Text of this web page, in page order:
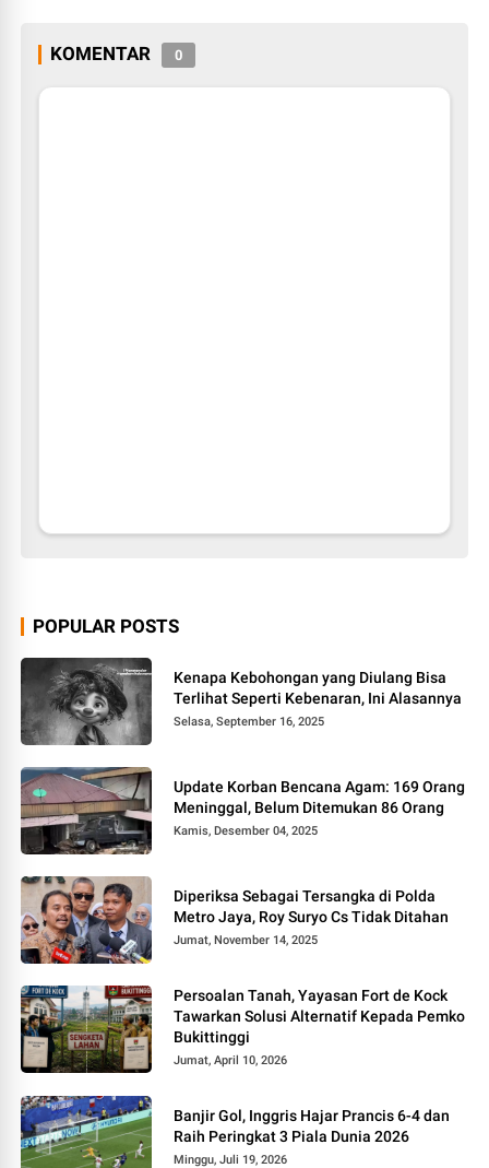
KOMENTAR 0
POPULAR POSTS
Kenapa Kebohongan yang Diulang Bisa
Terlihat Seperti Kebenaran, Ini Alasannya
Selasa, September 16, 2025
Update Korban Bencana Agam: 169 Orang
Meninggal, Belum Ditemukan 86 Orang
Kamis, Desember 04, 2025
Diperiksa Sebagai Tersangka di Polda
Metro Jaya, Roy Suryo Cs Tidak Ditahan
Jumat, November 14, 2025
Persoalan Tanah, Yayasan Fort de Kock
Tawarkan Solusi Alternatif Kepada Pemko
Bukittinggi
Jumat, April 10, 2026
Banjir Gol, Inggris Hajar Prancis 6-4 dan
Raih Peringkat 3 Piala Dunia 2026
Minggu, Juli 19, 2026